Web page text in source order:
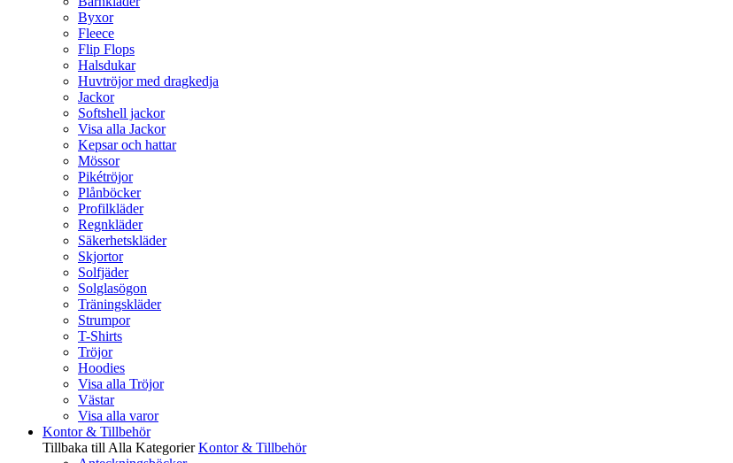
Byxor
Fleece
Flip Flops
Halsdukar
Huvtröjor med dragkedja
Jackor
Softshell jackor
Visa alla Jackor
Kepsar och hattar
Mössor
Pikétröjor
Plånböcker
Profilkläder
Regnkläder
Säkerhetskläder
Skjortor
Solfjäder
Solglasögon
Träningskläder
Strumpor
T-Shirts
Tröjor
Hoodies
Visa alla Tröjor
Västar
Visa alla varor
Kontor & Tillbehör
Tillbaka till Alla Kategorier Kontor & Tillbehör